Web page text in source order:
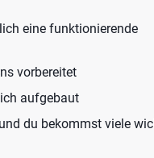
eine funktionierende
vorbereitet
aufgebaut
du bekommst viele